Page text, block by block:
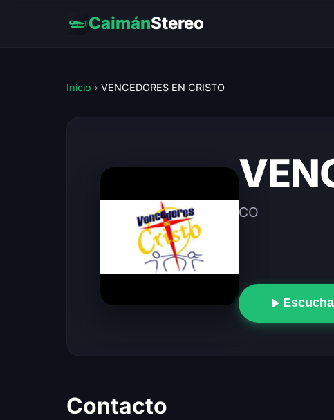
CaimánStereo
Inicio › VENCEDORES EN CRISTO
CO
Contacto